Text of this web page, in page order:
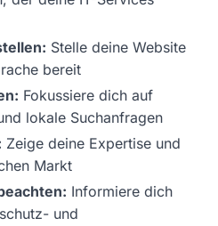
Stelle deine Website
bereit
Fokussiere dich auf
lokale Suchanfragen
Zeige deine Expertise und
Markt
Informiere dich
und